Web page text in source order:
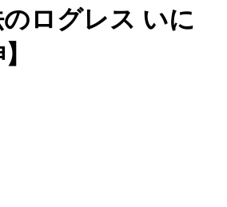
のログレス いに